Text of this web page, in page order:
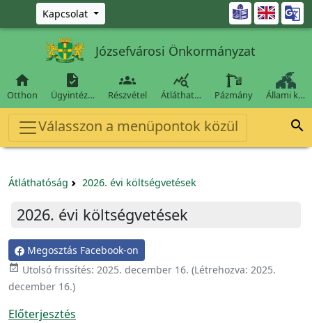
Ugrás a fő tartalomra
Kapcsolat 
Józsefvárosi Önkormányzat

Otthon

Ügyintéz…

Részvétel

Átláthat… Pázmány Állami k…
Válasszon a menüpontok közül 
Átláthatóság 2026. évi költségvetések
2026. évi költségvetések
Megosztás Facebook-on
 Utolsó frissítés: 2025. december 16. (Létrehozva: 2025.
december 16.)
Előterjesztés